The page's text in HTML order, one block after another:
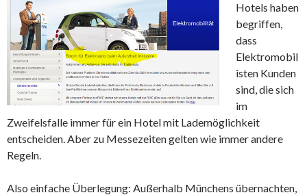
Hotels haben
begriffen,
dass
Elektromobil
isten Kunden
sind, die sich
im
Zweifelsfalle immer für ein Hotel mit Lademöglichkeit
entscheiden. Aber zu Messezeiten gelten wie immer andere
Regeln.
Also einfache Überlegung: Außerhalb Münchens übernachten,